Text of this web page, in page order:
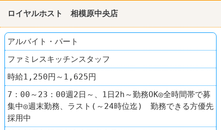
ロイヤルホスト 相模原中央店
アルバイト・パート
ファミレスキッチンスタッフ
時給1,250円～1,625円
7：00～23：00週2日～、1日2h～勤務OK◎全時間帯で募
集中◎週末勤務、ラスト(～24時位迄) 勤務できる方優先
採用中